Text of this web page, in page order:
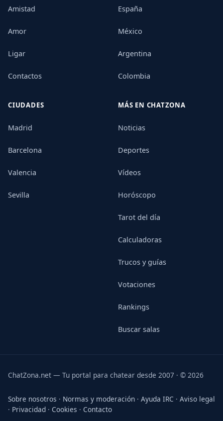
Amistad
Amor
Ligar
Contactos
España
México
Argentina
Colombia
CIUDADES
Madrid
Barcelona
Valencia
Sevilla
MÁS EN CHATZONA
Noticias
Deportes
Vídeos
Horóscopo
Tarot del día
Calculadoras
Trucos y guías
Votaciones
Rankings
Buscar salas
ChatZona.net — Tu portal para chatear desde 2007 · © 2026
Sobre nosotros · Normas y moderación · Ayuda IRC · Aviso legal
· Privacidad · Cookies · Contacto